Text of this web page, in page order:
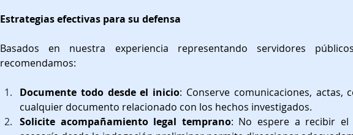
Estrategias efectivas para su defensa
Basados en nuestra experiencia representando servidores
recomendamos:
Documente todo desde el inicio: Conserve comunicaciones, actas,
cualquier documento relacionado con los hechos investigados.
Solicite acompañamiento legal temprano: No espere a recibir el